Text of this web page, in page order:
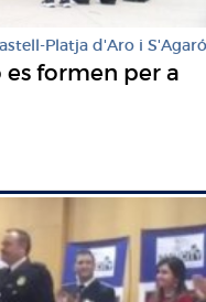
Platja d'Aro i S'Agaró
es formen per a